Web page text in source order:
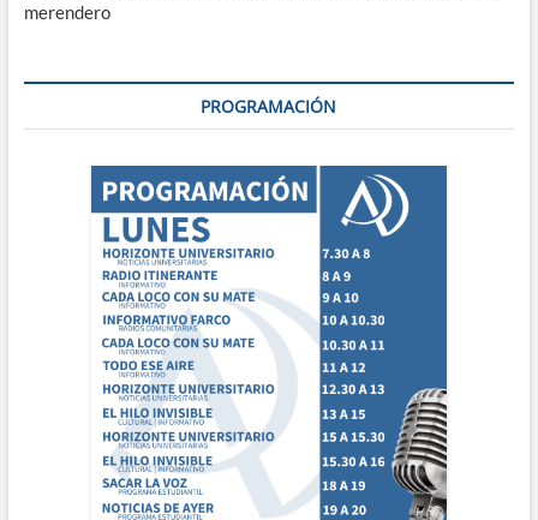
merendero
PROGRAMACIÓN